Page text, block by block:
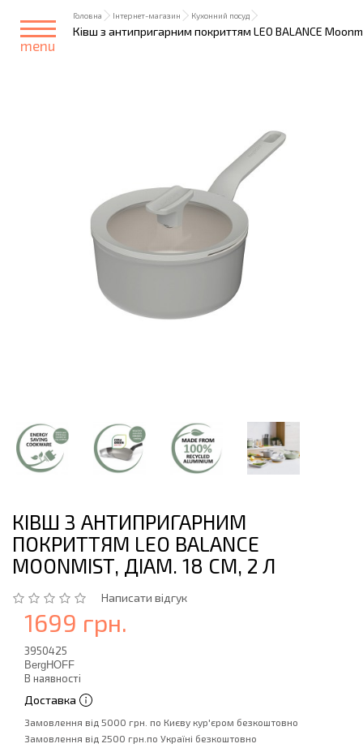
menu
Головна Інтернет-магазин Кухонний посуд
Ківш з антипригарним покриттям LEO BALANCE
КІВШ З АНТИПРИГАРНИМ
ПОКРИТТЯМ LEO BALANCE
MOONMIST, ДІАМ. 18 СМ, 2 Л
Написати відгук
1699 грн.
3950425
BergHOFF
В наявності
Доставка
Замовлення від 5000 грн. по Києву кур'єром безкоштовно
Замовлення від 2500 грн.по Україні безкоштовно